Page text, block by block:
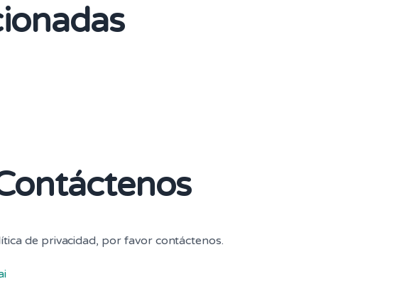
de privacidad, por favor contáctenos.